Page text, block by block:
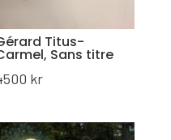
Titus-
Sans titre
kr